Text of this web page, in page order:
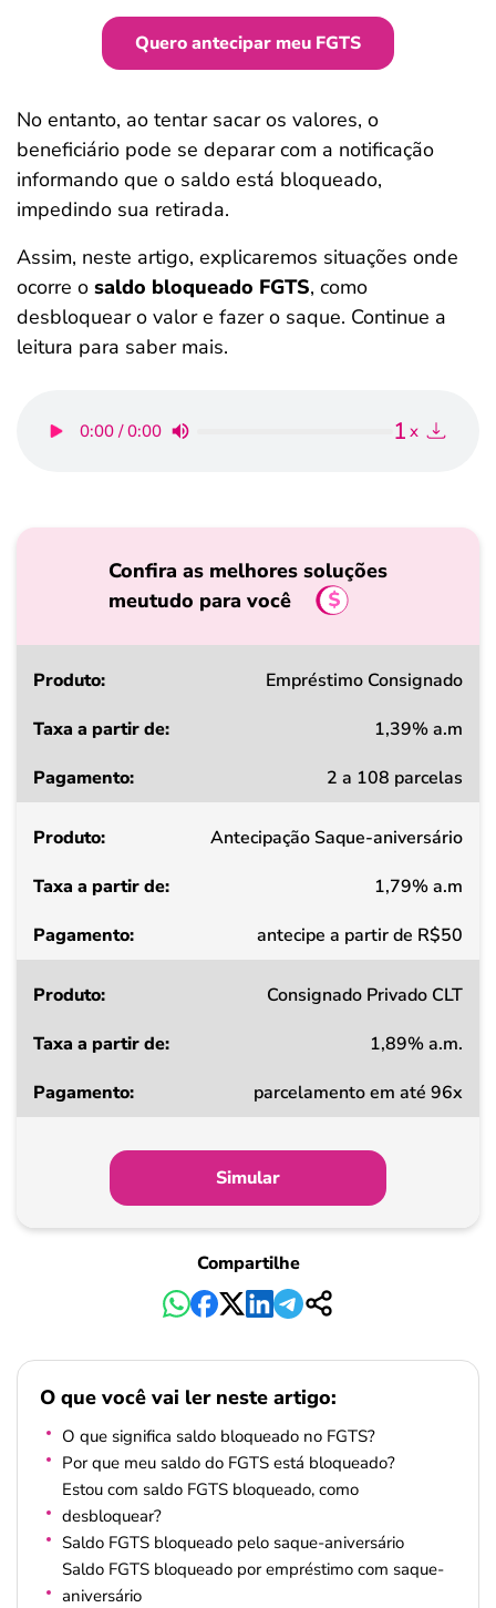
Quero antecipar meu FGTS
No entanto, ao tentar sacar os valores, o
beneficiário pode se deparar com a notificação
informando que o saldo está bloqueado,
impedindo sua retirada.
Assim, neste artigo, explicaremos situações onde
ocorre o saldo bloqueado FGTS, como
desbloquear o valor e fazer o saque. Continue a
leitura para saber mais.
0:00 / 0:00 1 x
Confira as melhores soluções
meutudo para você
Produto
a
de
Pagamento
Empréstimo Consignado
1,39% a.m
2 a 108 parcelas
Antecipação Saque-aniversário
1,79% a.m
antecipe a partir de R$50
Consignado Privado CLT
1,89% a.m.
parcelamento em até 96x
Simular
Compartilhe
O que você vai ler neste artigo:
O que significa saldo bloqueado no FGTS?
Por que meu saldo do FGTS está bloqueado?
Estou com saldo FGTS bloqueado, como
desbloquear?
Saldo FGTS bloqueado pelo saque-aniversário
Saldo FGTS bloqueado por empréstimo com saque-
aniversário